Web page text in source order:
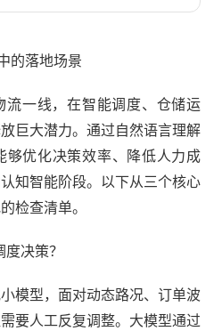
的落地场景
流一线，在智能调度、仓储运
巨大潜力。通过自然语言理解
够优化决策效率、降低人力成
知智能阶段。以下从三个核心
检查清单。
决策？
模型，面对动态路况、订单波
要人工反复调整。大模型通过